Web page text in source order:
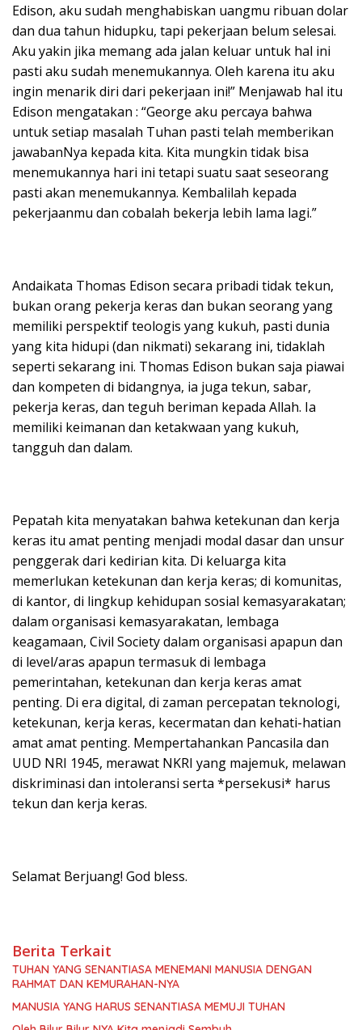
Edison, aku sudah menghabiskan uangmu ribuan dolar
dan dua tahun hidupku, tapi pekerjaan belum selesai.
Aku yakin jika memang ada jalan keluar untuk hal ini
pasti aku sudah menemukannya. Oleh karena itu aku
ingin menarik diri dari pekerjaan ini!” Menjawab hal itu
Edison mengatakan : “George aku percaya bahwa
untuk setiap masalah Tuhan pasti telah memberikan
jawabanNya kepada kita. Kita mungkin tidak bisa
menemukannya hari ini tetapi suatu saat seseorang
pasti akan menemukannya. Kembalilah kepada
pekerjaanmu dan cobalah bekerja lebih lama lagi.”
Andaikata Thomas Edison secara pribadi tidak tekun,
bukan orang pekerja keras dan bukan seorang yang
memiliki perspektif teologis yang kukuh, pasti dunia
yang kita hidupi (dan nikmati) sekarang ini, tidaklah
seperti sekarang ini. Thomas Edison bukan saja piawai
dan kompeten di bidangnya, ia juga tekun, sabar,
pekerja keras, dan teguh beriman kepada Allah. Ia
memiliki keimanan dan ketakwaan yang kukuh,
tangguh dan dalam.
Pepatah kita menyatakan bahwa ketekunan dan kerja
keras itu amat penting menjadi modal dasar dan unsur
penggerak dari kedirian kita. Di keluarga kita
memerlukan ketekunan dan kerja keras; di komunitas,
di kantor, di lingkup kehidupan sosial kemasyarakatan;
dalam organisasi kemasyarakatan, lembaga
keagamaan, Civil Society dalam organisasi apapun dan
di level/aras apapun termasuk di lembaga
pemerintahan, ketekunan dan kerja keras amat
penting. Di era digital, di zaman percepatan teknologi,
ketekunan, kerja keras, kecermatan dan kehati-hatian
amat amat penting. Mempertahankan Pancasila dan
UUD NRI 1945, merawat NKRI yang majemuk, melawan
diskriminasi dan intoleransi serta *persekusi* harus
tekun dan kerja keras.
Selamat Berjuang! God bless.
Berita Terkait
TUHAN YANG SENANTIASA MENEMANI MANUSIA DENGAN
RAHMAT DAN KEMURAHAN-NYA
MANUSIA YANG HARUS SENANTIASA MEMUJI TUHAN